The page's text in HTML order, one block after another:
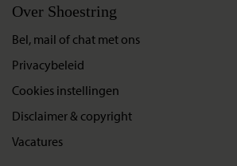
Over Shoestring
Bel, mail of chat met ons
Privacybeleid
Cookies instellingen
Disclaimer & copyright
Vacatures